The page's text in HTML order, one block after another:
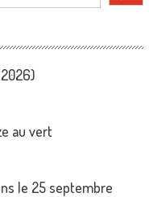
au vert
le 25 septembre